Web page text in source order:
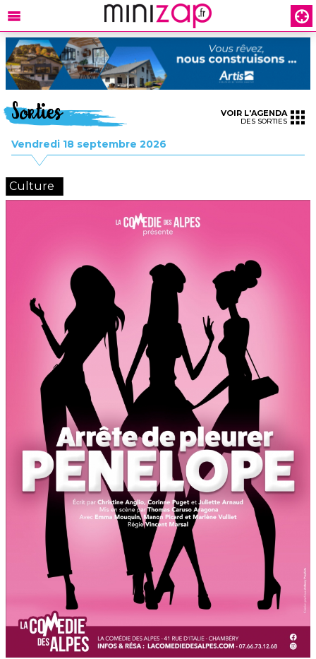
Sorties
Vendredi 18 septembre 2026
VOIR L'AGENDA
DES SORTIES
Culture